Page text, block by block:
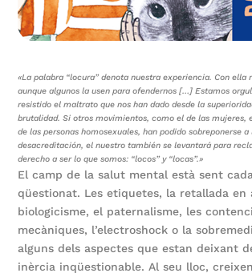
«La palabra “locura” denota nuestra experiencia. Con ella
aunque algunos la usen para ofendernos […] Estamos
resistido el maltrato que nos han dado desde la
brutalidad. Si otros movimientos, como el de las mujeres,
de las personas homosexuales, han podido sobreponerse
desacreditación, el nuestro también se levantará para
derecho a ser lo que somos: “locos” y “locas”.»
El camp de la salut mental està sent
qüestionat. Les etiquetes, la retallada en
biologicisme, el paternalisme, les
mecàniques, l’electroshock o la
alguns dels aspectes que estan deixant
inèrcia inqüestionable. Al seu lloc,